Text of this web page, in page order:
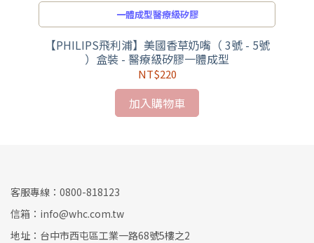
一體成型醫療級矽膠
【PHILIPS飛利浦】美國香草奶嘴（ 3號 - 5號
）盒裝 - 醫療級矽膠一體成型
NT$220
加入購物車
客服專線：0800-818123
信箱：info@whc.com.tw
地址：台中市西屯區工業一路68號5樓之2